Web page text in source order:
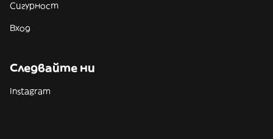
Сигурност
Вход
Следвайте ни
Instagram